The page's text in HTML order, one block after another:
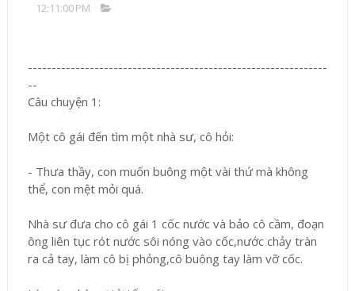
12:11:00 PM
---------------------------------------------------------------
--
Câu chuyện 1:
Một cô gái đến tìm một nhà sư, cô hỏi:
- Thưa thầy, con muốn buông một vài thứ mà không
thể, con mệt mỏi quá.
Nhà sư đưa cho cô gái 1 cốc nước và bảo cô cầm, đoạn
ông liên tục rót nước sôi nóng vào cốc,nước chảy tràn
ra cả tay, làm cô bị phỏng,cô buông tay làm vỡ cốc.